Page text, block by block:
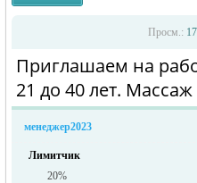
›
Приглашаем на работу Женщин от 21 до
Просм.:
Приглашаем на
21 до 40 лет.
менеджер2023
Лимитчик
20%